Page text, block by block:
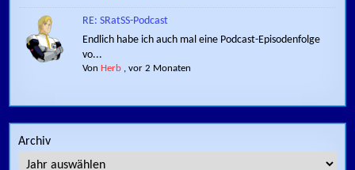
RE: SRatSS-Podcast
Endlich habe ich auch mal eine Podcast-Episodenfolge
vo...
Von Herb ,vor 2 Monaten
Archiv